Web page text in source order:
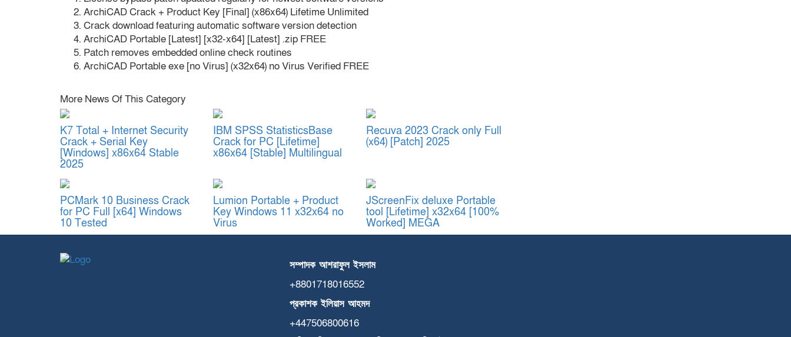
ArchiCAD Crack + Product Key [Final] (x86x64) Lifetime Unlimited
Crack download featuring automatic software version detection
ArchiCAD Portable [Latest] [x32-x64] [Latest] .zip FREE
Patch removes embedded online check routines
ArchiCAD Portable exe [no Virus] (x32x64) no Virus Verified FREE
More News Of This Category
K7 Total + Internet Security
Crack + Serial Key
[Windows] x86x64 Stable
2025
IBM SPSS StatisticsBase
Crack for PC [Lifetime]
x86x64 [Stable] Multilingual
Recuva 2023 Crack only Full
(x64) [Patch] 2025
PCMark 10 Business Crack
for PC Full [x64] Windows
10 Tested
Lumion Portable + Product
Key Windows 11 x32x64 no
Virus
JScreenFix deluxe Portable
tool [Lifetime] x32x64 [100%
Worked] MEGA
সম্পাদক আশরাফুল ইসলাম
+8801718016552
প্রকাশক ইলিয়াস আহমদ
+447506800616